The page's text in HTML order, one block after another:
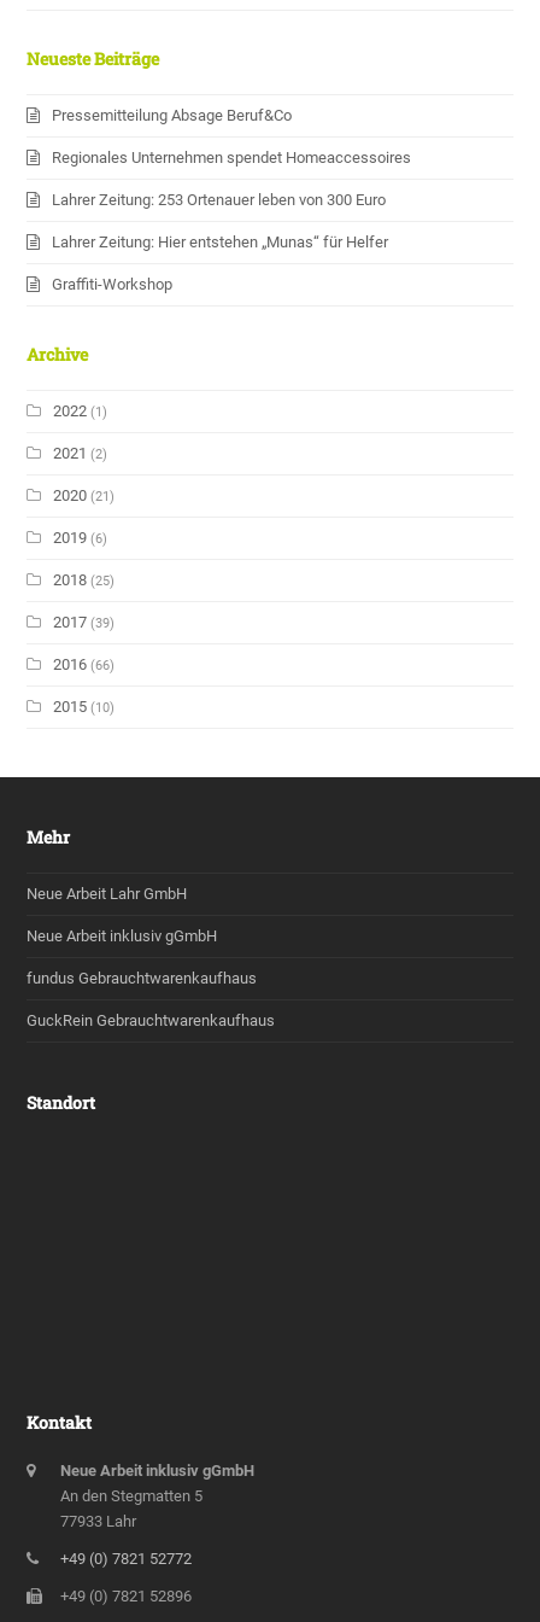
Neueste Beiträge
Pressemitteilung Absage Beruf&Co
Regionales Unternehmen spendet Homeaccessoires
Lahrer Zeitung: 253 Ortenauer leben von 300 Euro
Lahrer Zeitung: Hier entstehen „Munas“ für Helfer
Graffiti-Workshop
Archive
2022(1)
2021(2)
2020(21)
2019(6)
2018(25)
2017(39)
2016(66)
2015(10)
Mehr
Neue Arbeit Lahr GmbH
Neue Arbeit inklusiv gGmbH
fundus Gebrauchtwarenkaufhaus
GuckRein Gebrauchtwarenkaufhaus
Standort
Kontakt
Neue Arbeit inklusiv gGmbH
An den Stegmatten 5
77933 Lahr
+49 (0) 7821 52772
+49 (0) 7821 52896